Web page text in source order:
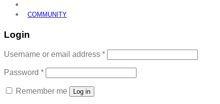
COMMUNITY
Login
Username or email address *Required
Password *Required
Remember me Log in